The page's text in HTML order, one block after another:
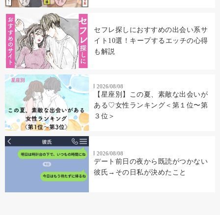
セフレ探しにおすすめの出会い系サ
イト10選！キープするエッチの心得
も解説
2026/08/08
【星座別】この夏、素敵な出会いが
ある♡女性ランキング＜第１位〜第
３位＞
2026/08/08
デート前日の夜から既読がつかない
彼氏→その日私が決めたこと